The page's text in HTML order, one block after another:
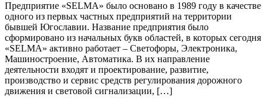
Предприятие «SELMА» было основано в 1989 году в качестве
одного из первых частных предприятий на территории
бывшей Югославии. Название предприятия было
сформировано из начальных букв областей, в которых сегодня
«SELMА» активно работает – Светофоры, Электроника,
Машиностроение, Автоматика. В их направление
деятельности входят и проектирование, развитие,
производство и сервис средств регулирования дорожного
движения и световой сигнализации, […]